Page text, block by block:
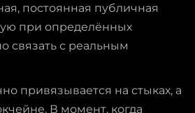
постоянная публичная
при определённых
связать с реальным
привязывается на стыках, а
В момент, когда